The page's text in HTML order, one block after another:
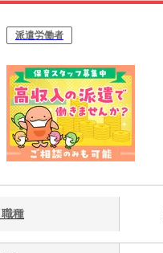
派遣労働者
職種